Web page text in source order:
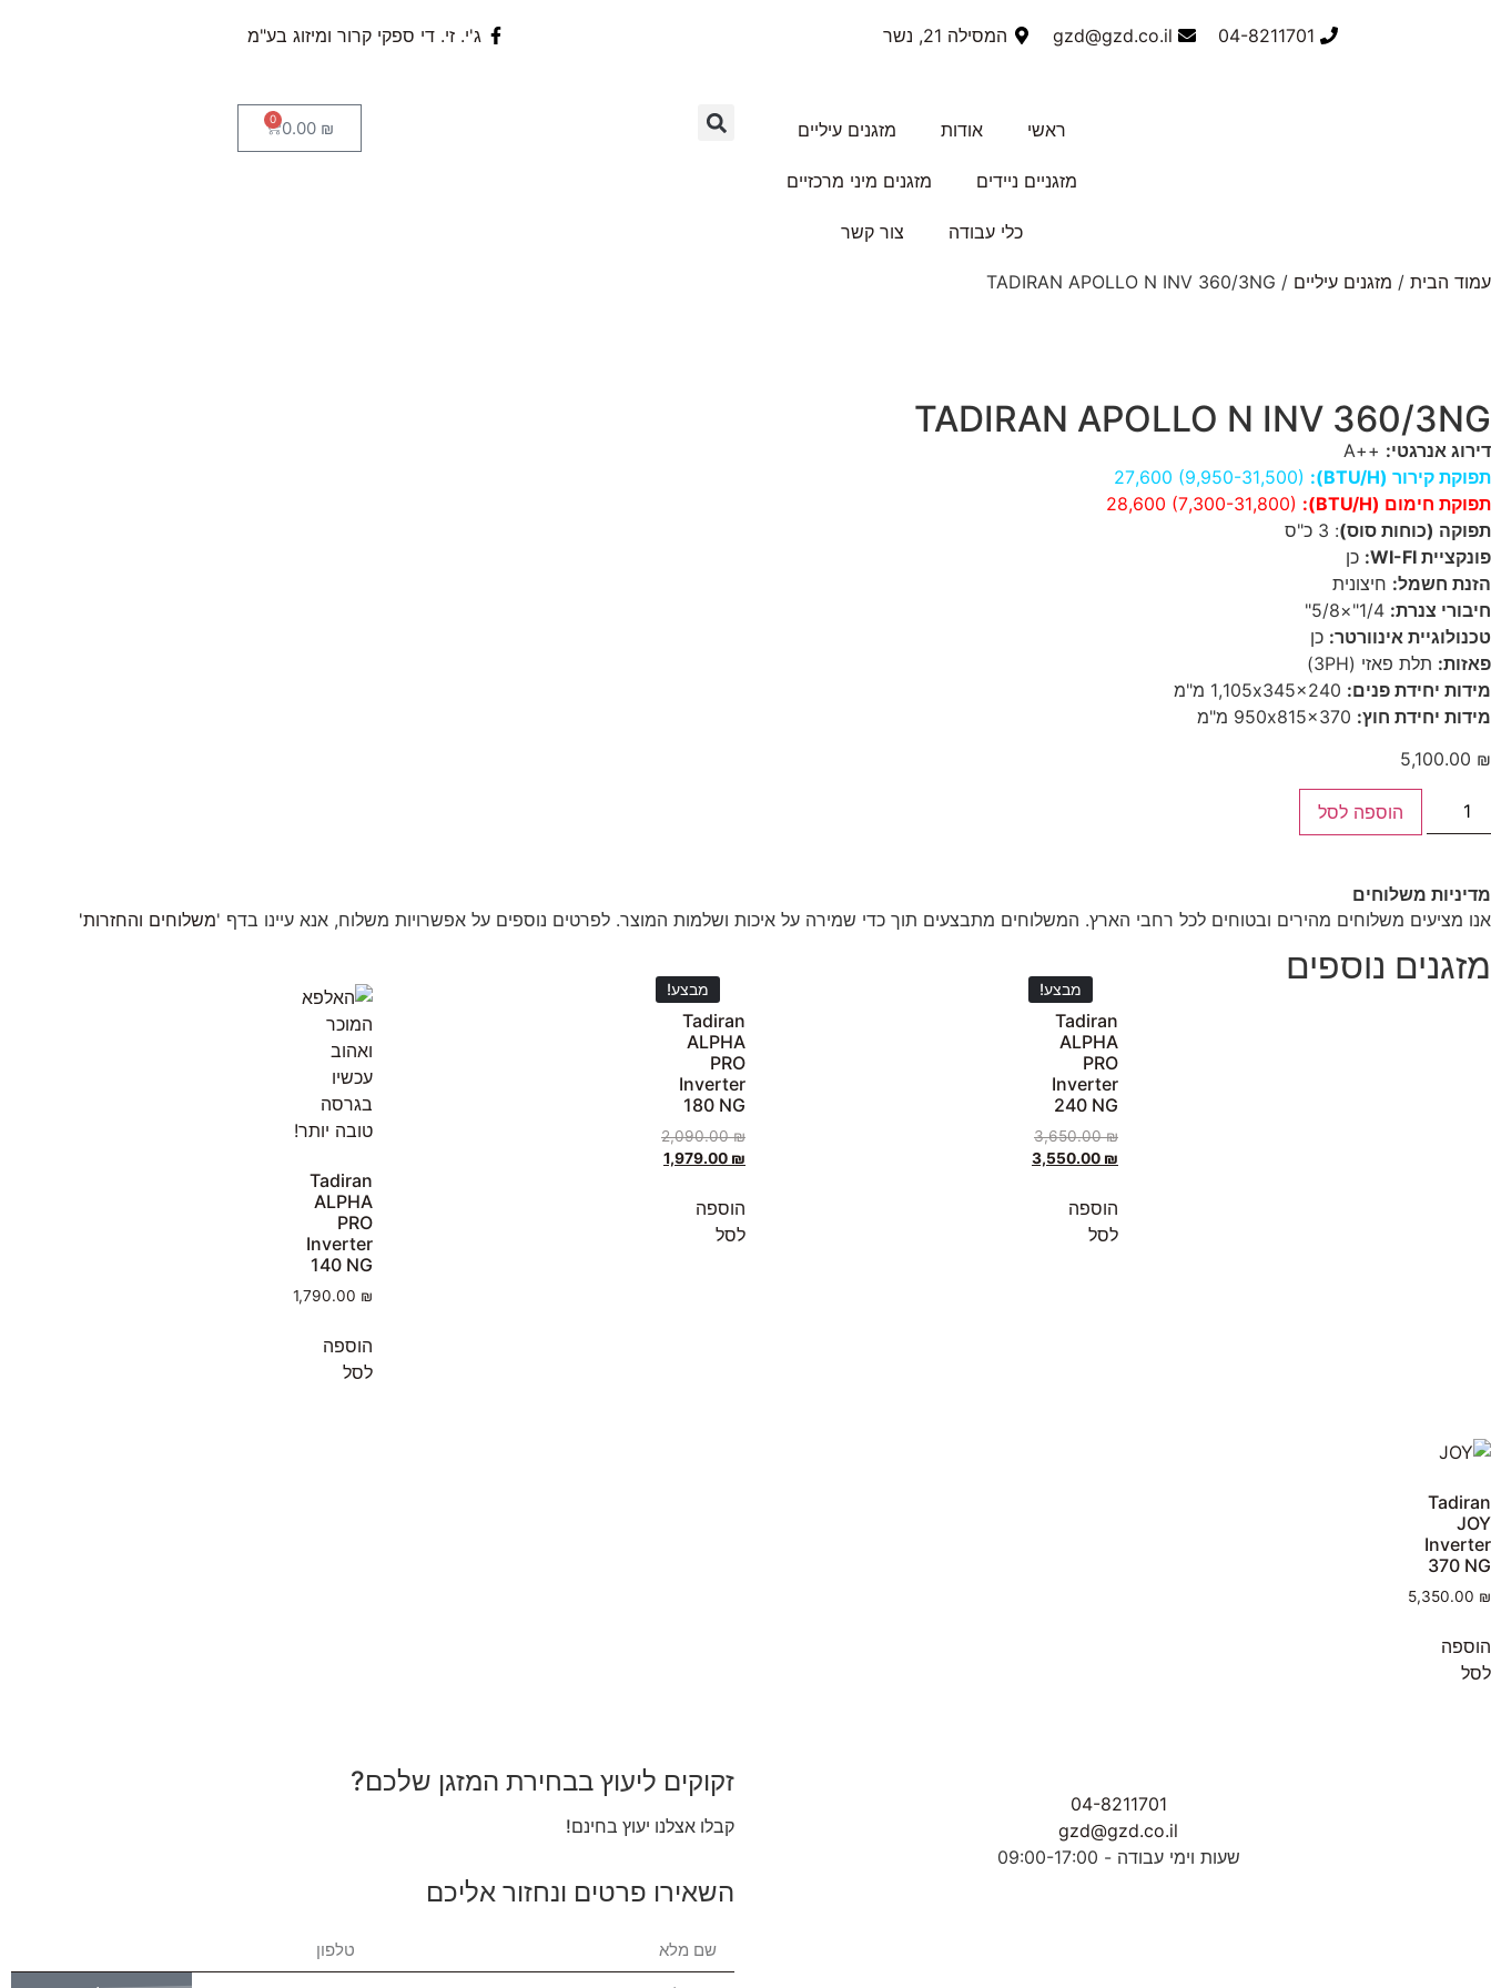
04-8211701
gzd@gzd.co.il המסילה 21, נשר ג'י. זי. די ספקי קרור ומיזוג בע"מ
ראשי אודות מזגנים עיליים
מזגניים ניידים מזגנים מיני מרכזיים
כלי עבודה צור קשר
0.00 ₪
0
עמוד הבית / מזגנים עיליים / TADIRAN APOLLO N INV 360/3NG
TADIRAN APOLLO N INV 360/3NG
דירוג אנרגטי: ++
A
תפוקת קירור (BTU/H):
תפוקת חימום (BTU/H):
תפוקה (כוחות סוס): 3 כ"ס
פונקציית WI-FI:
כן
הזנת חשמל: חיצונית
חיבורי צנרת: 1/4"×5/8"
טכנולוגיית אינוורטר: כן
פאזות: תלת פאזי (3PH)
מידות יחידת פנים:
מידות יחידת חוץ:
5,100.00 ₪
הוספה לסל
מדיניות משלוחים
אנו מציעים משלוחים מהירים ובטוחים לכל רחבי הארץ. המשלוחים מתבצעים תוך כדי שמירה על איכות ושלמות המוצר. לפרטים נוספים על אפשרויות משלוח, אנא עיינו בדף 'משלוחים והחזרות'
מזגנים נוספים
מבצע!
Tadiran
ALPHA
PRO
Inverter
240 NG
3,650.00₪
3,550.00 ₪
הוספה
לסל
מבצע!
Tadiran
ALPHA
PRO
Inverter
180 NG
2,090.00₪
1,979.00 ₪
הוספה
לסל
Tadiran
ALPHA
PRO
Inverter
140 NG
1,790.00 ₪
הוספה
לסל
Tadiran
JOY
Inverter
370 NG
5,350.00 ₪
הוספה
לסל
04-8211701
gzd@gzd.co.il
שעות וימי עבודה - 09:00-17:00
זקוקים ליעוץ בבחירת המזגן שלכם?
קבלו אצלנו יעוץ בחינם!
השאירו פרטים ונחזור אליכם